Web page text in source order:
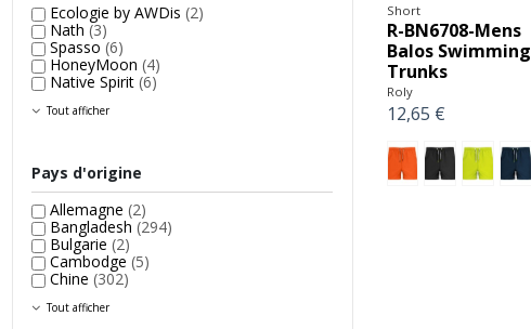
Short
R-BN6708-Mens
Balos Swimming
Trunks
Roly
12,65 €
Ecologie by AWDis (2)
Nath (3)
Spasso (6)
HoneyMoon (4)
Native Spirit (6)
Tout afficher
Pays d'origine
Allemagne (2)
Bangladesh (294)
Bulgarie (2)
Cambodge (5)
Chine (302)
Tout afficher